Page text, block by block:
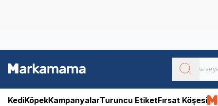
KediKöpekKampanyalarTuruncu EtiketFırsat Köşesi